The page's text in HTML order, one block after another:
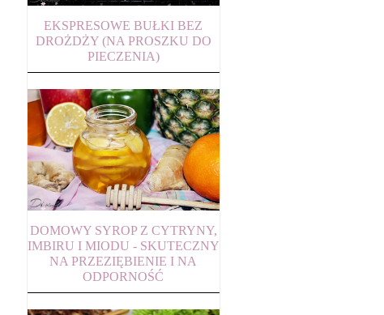
EKSPRESOWE BUŁKI BEZ
DROŻDŻY (NA PROSZKU DO
PIECZENIA)
DOMOWY SYROP Z CYTRYNY,
IMBIRU I MIODU - SKUTECZNY
NA PRZEZIĘBIENIE I NA
ODPORNOŚĆ